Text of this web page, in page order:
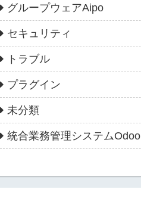
グループウェアAipo
セキュリティ
トラブル
プラグイン
未分類
統合業務管理システムOdoo